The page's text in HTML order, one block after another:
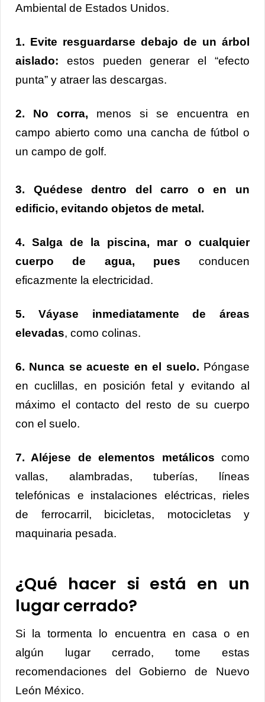
Ambiental de Estados Unidos.
1. Evite resguardarse debajo de un árbol
aislado: estos pueden generar el “efecto
punta” y atraer las descargas.
2. No corra, menos si se encuentra en
campo abierto como una cancha de fútbol o
un campo de golf.
3. Quédese dentro del carro o en un
edificio, evitando objetos de metal.
4. Salga de la piscina, mar o cualquier
cuerpo de agua, pues conducen
eficazmente la electricidad.
5. Váyase inmediatamente de áreas
elevadas, como colinas.
6. Nunca se acueste en el suelo. Póngase
en cuclillas, en posición fetal y evitando al
máximo el contacto del resto de su cuerpo
con el suelo.
7. Aléjese de elementos metálicos como
vallas, alambradas, tuberías, líneas
telefónicas e instalaciones eléctricas, rieles
de ferrocarril, bicicletas, motocicletas y
maquinaria pesada.
¿Qué hacer si está en un
lugar cerrado?
Si la tormenta lo encuentra en casa o en
algún lugar cerrado, tome estas
recomendaciones del Gobierno de Nuevo
León México.